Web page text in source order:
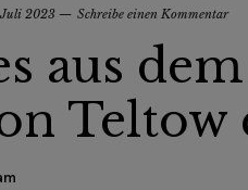
2023 Schreibe einen Kommentar
aus
Teltow